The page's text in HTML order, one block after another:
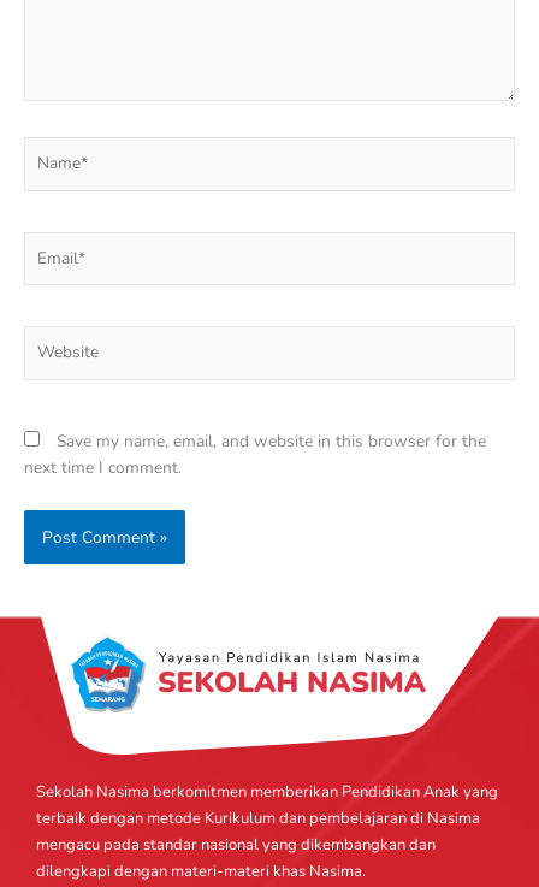
Save my name, email, and website in this browser for the
next time I comment.
Sekolah Nasima berkomitmen memberikan Pendidikan Anak yang
terbaik dengan metode Kurikulum dan pembelajaran di Nasima
mengacu pada standar nasional yang dikembangkan dan
dilengkapi dengan materi-materi khas Nasima.